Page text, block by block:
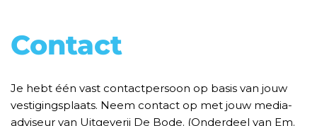
Contact
Je hebt één vast contactpersoon op basis van jouw
vestigingsplaats. Neem contact op met jouw media-
adviseur van Uitgeverij De Bode. (Onderdeel van Em.